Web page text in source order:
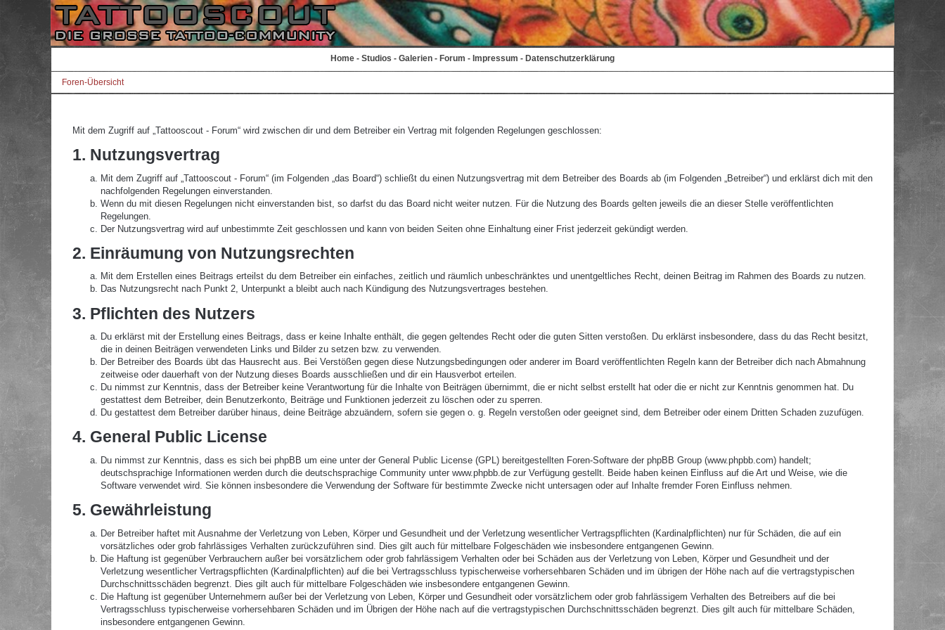
Home - Studios - Galerien - Forum - Impressum - Datenschutzerklärung
Foren-Übersicht
Mit dem Zugriff auf „Tattooscout - Forum“ wird zwischen dir und dem Betreiber ein Vertrag mit folgenden Regelungen geschlossen:
1. Nutzungsvertrag
Mit dem Zugriff auf „Tattooscout - Forum“ (im Folgenden „das Board“) schließt du einen Nutzungsvertrag mit dem Betreiber des Boards ab (im Folgenden „Betreiber“) und erklärst dich mit den
nachfolgenden Regelungen einverstanden.
Wenn du mit diesen Regelungen nicht einverstanden bist, so darfst du das Board nicht weiter nutzen. Für die Nutzung des Boards gelten jeweils die an dieser Stelle veröffentlichten
Regelungen.
Der Nutzungsvertrag wird auf unbestimmte Zeit geschlossen und kann von beiden Seiten ohne Einhaltung einer Frist jederzeit gekündigt werden.
2. Einräumung von Nutzungsrechten
Mit dem Erstellen eines Beitrags erteilst du dem Betreiber ein einfaches, zeitlich und räumlich unbeschränktes und unentgeltliches Recht, deinen Beitrag im Rahmen des Boards zu nutzen.
Das Nutzungsrecht nach Punkt 2, Unterpunkt a bleibt auch nach Kündigung des Nutzungsvertrages bestehen.
3. Pflichten des Nutzers
Du erklärst mit der Erstellung eines Beitrags, dass er keine Inhalte enthält, die gegen geltendes Recht oder die guten Sitten verstoßen. Du erklärst insbesondere, dass du das Recht besitzt,
die in deinen Beiträgen verwendeten Links und Bilder zu setzen bzw. zu verwenden.
Der Betreiber des Boards übt das Hausrecht aus. Bei Verstößen gegen diese Nutzungsbedingungen oder anderer im Board veröffentlichten Regeln kann der Betreiber dich nach Abmahnung
zeitweise oder dauerhaft von der Nutzung dieses Boards ausschließen und dir ein Hausverbot erteilen.
Du nimmst zur Kenntnis, dass der Betreiber keine Verantwortung für die Inhalte von Beiträgen übernimmt, die er nicht selbst erstellt hat oder die er nicht zur Kenntnis genommen hat. Du
gestattest dem Betreiber, dein Benutzerkonto, Beiträge und Funktionen jederzeit zu löschen oder zu sperren.
Du gestattest dem Betreiber darüber hinaus, deine Beiträge abzuändern, sofern sie gegen o. g. Regeln verstoßen oder geeignet sind, dem Betreiber oder einem Dritten Schaden zuzufügen.
4. General Public License
Du nimmst zur Kenntnis, dass es sich bei phpBB um eine unter der General Public License (GPL) bereitgestellten Foren-Software der phpBB Group (www.phpbb.com) handelt;
deutschsprachige Informationen werden durch die deutschsprachige Community unter www.phpbb.de zur Verfügung gestellt. Beide haben keinen Einfluss auf die Art und Weise, wie die
Software verwendet wird. Sie können insbesondere die Verwendung der Software für bestimmte Zwecke nicht untersagen oder auf Inhalte fremder Foren Einfluss nehmen.
5. Gewährleistung
Der Betreiber haftet mit Ausnahme der Verletzung von Leben, Körper und Gesundheit und der Verletzung wesentlicher Vertragspflichten (Kardinalpflichten) nur für Schäden, die auf ein
vorsätzliches oder grob fahrlässiges Verhalten zurückzuführen sind. Dies gilt auch für mittelbare Folgeschäden wie insbesondere entgangenen Gewinn.
Die Haftung ist gegenüber Verbrauchern außer bei vorsätzlichem oder grob fahrlässigem Verhalten oder bei Schäden aus der Verletzung von Leben, Körper und Gesundheit und der
Verletzung wesentlicher Vertragspflichten (Kardinalpflichten) auf die bei Vertragsschluss typischerweise vorhersehbaren Schäden und im übrigen der Höhe nach auf die vertragstypischen
Durchschnittsschäden begrenzt. Dies gilt auch für mittelbare Folgeschäden wie insbesondere entgangenen Gewinn.
Die Haftung ist gegenüber Unternehmern außer bei der Verletzung von Leben, Körper und Gesundheit oder vorsätzlichem oder grob fahrlässigem Verhalten des Betreibers auf die bei
Vertragsschluss typischerweise vorhersehbaren Schäden und im Übrigen der Höhe nach auf die vertragstypischen Durchschnittsschäden begrenzt. Dies gilt auch für mittelbare Schäden,
insbesondere entgangenen Gewinn.